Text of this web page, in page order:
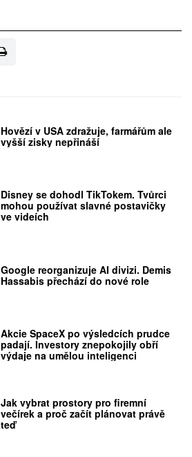
Hovězí v USA zdražuje, farmářům ale
vyšší zisky nepřináší
Disney se dohodl TikTokem. Tvůrci
mohou používat slavné postavičky
ve videích
Google reorganizuje AI divizi. Demis
Hassabis přechází do nové role
Akcie SpaceX po výsledcích prudce
padají. Investory znepokojily obří
výdaje na umělou inteligenci
Jak vybrat prostory pro firemní
večírek a proč začít plánovat právě
teď